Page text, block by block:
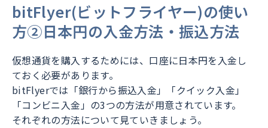
bitFlyer(ビットフライヤー)の使い
方②日本円の入金方法・振込方法
仮想通貨を購入するためには、口座に日本円を入金し
ておく必要があります。
bitFlyerでは「銀行から振込入金」「クイック入金」
「コンビニ入金」の3つの方法が用意されています。
それぞれの方法について見ていきましょう。